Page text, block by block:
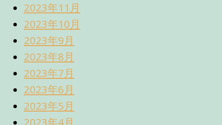
2023年11月
2023年10月
2023年9月
2023年8月
2023年7月
2023年6月
2023年5月
2023年4月